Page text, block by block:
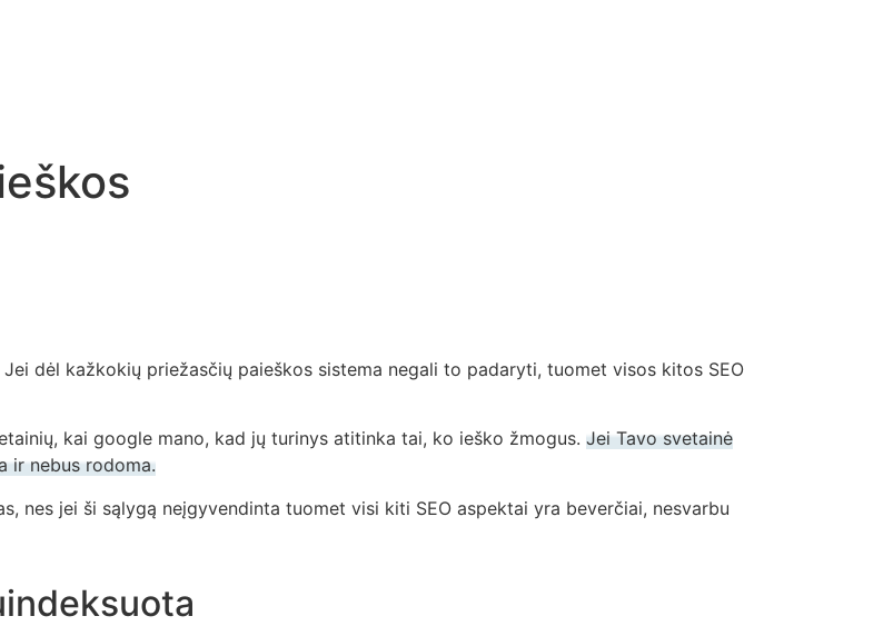
dėl kažkokių priežasčių paieškos sistema negali to padaryti, tuomet visos kitos SEO
kai google mano, kad jų turinys atitinka tai, ko ieško žmogus. Jei Tavo svetainė
ir nebus rodoma.
nes jei ši sąlygą neįgyvendinta tuomet visi kiti SEO aspektai yra beverčiai, nesvarbu